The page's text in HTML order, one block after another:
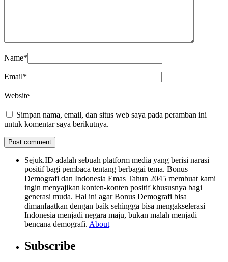
Name*
Email*
Website
Simpan nama, email, dan situs web saya pada peramban ini
untuk komentar saya berikutnya.
Sejuk.ID adalah sebuah platform media yang berisi narasi
positif bagi pembaca tentang berbagai tema. Bonus
Demografi dan Indonesia Emas Tahun 2045 membuat kami
ingin menyajikan konten-konten positif khususnya bagi
generasi muda. Hal ini agar Bonus Demografi bisa
dimanfaatkan dengan baik sehingga bisa mengakselerasi
Indonesia menjadi negara maju, bukan malah menjadi
bencana demografi. About
Subscribe